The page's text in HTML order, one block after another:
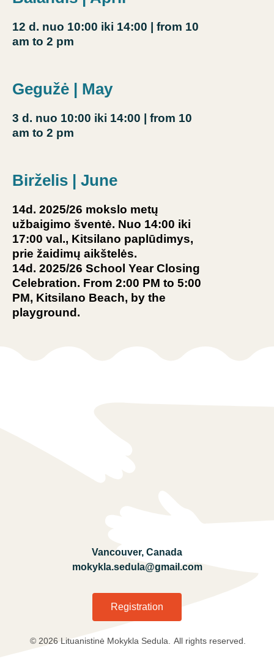
12 d. nuo 10:00 iki 14:00 | from 10
am to 2 pm
Gegužė | May
3 d. nuo 10:00 iki 14:00 | from 10
am to 2 pm
Birželis | June
14d. 2025/26 mokslo metų
užbaigimo šventė. Nuo 14:00 iki
17:00 val., Kitsilano paplūdimys,
prie žaidimų aikštelės.
14d. 2025/26 School Year Closing
Celebration. From 2:00 PM to 5:00
PM, Kitsilano Beach, by the
playground.
Vancouver, Canada
mokykla.sedula@gmail.com
Registration
© 2026 Lituanistinė Mokykla Sedula. All rights reserved.